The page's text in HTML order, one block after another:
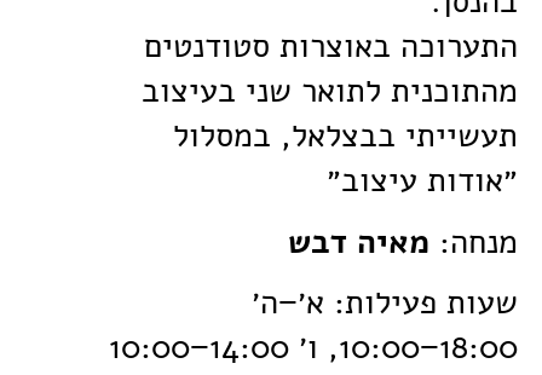
התערוכה באוצרות סטודנטים
מהתוכנית לתואר שני בעיצוב
תעשייתי בבצלאל, במסלול
״אודות עיצוב״
מנחה: מאיה דבש
שעות פעילות: א׳−ה׳
10:00−18:00, ו׳ 10:00−14:00